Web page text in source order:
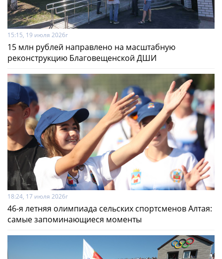
15:15, 19 июля 2026г
15 млн рублей направлено на масштабную
реконструкцию Благовещенской ДШИ
18:24, 17 июля 2026г
46-я летняя олимпиада сельских спортсменов Алтая:
самые запоминающиеся моменты